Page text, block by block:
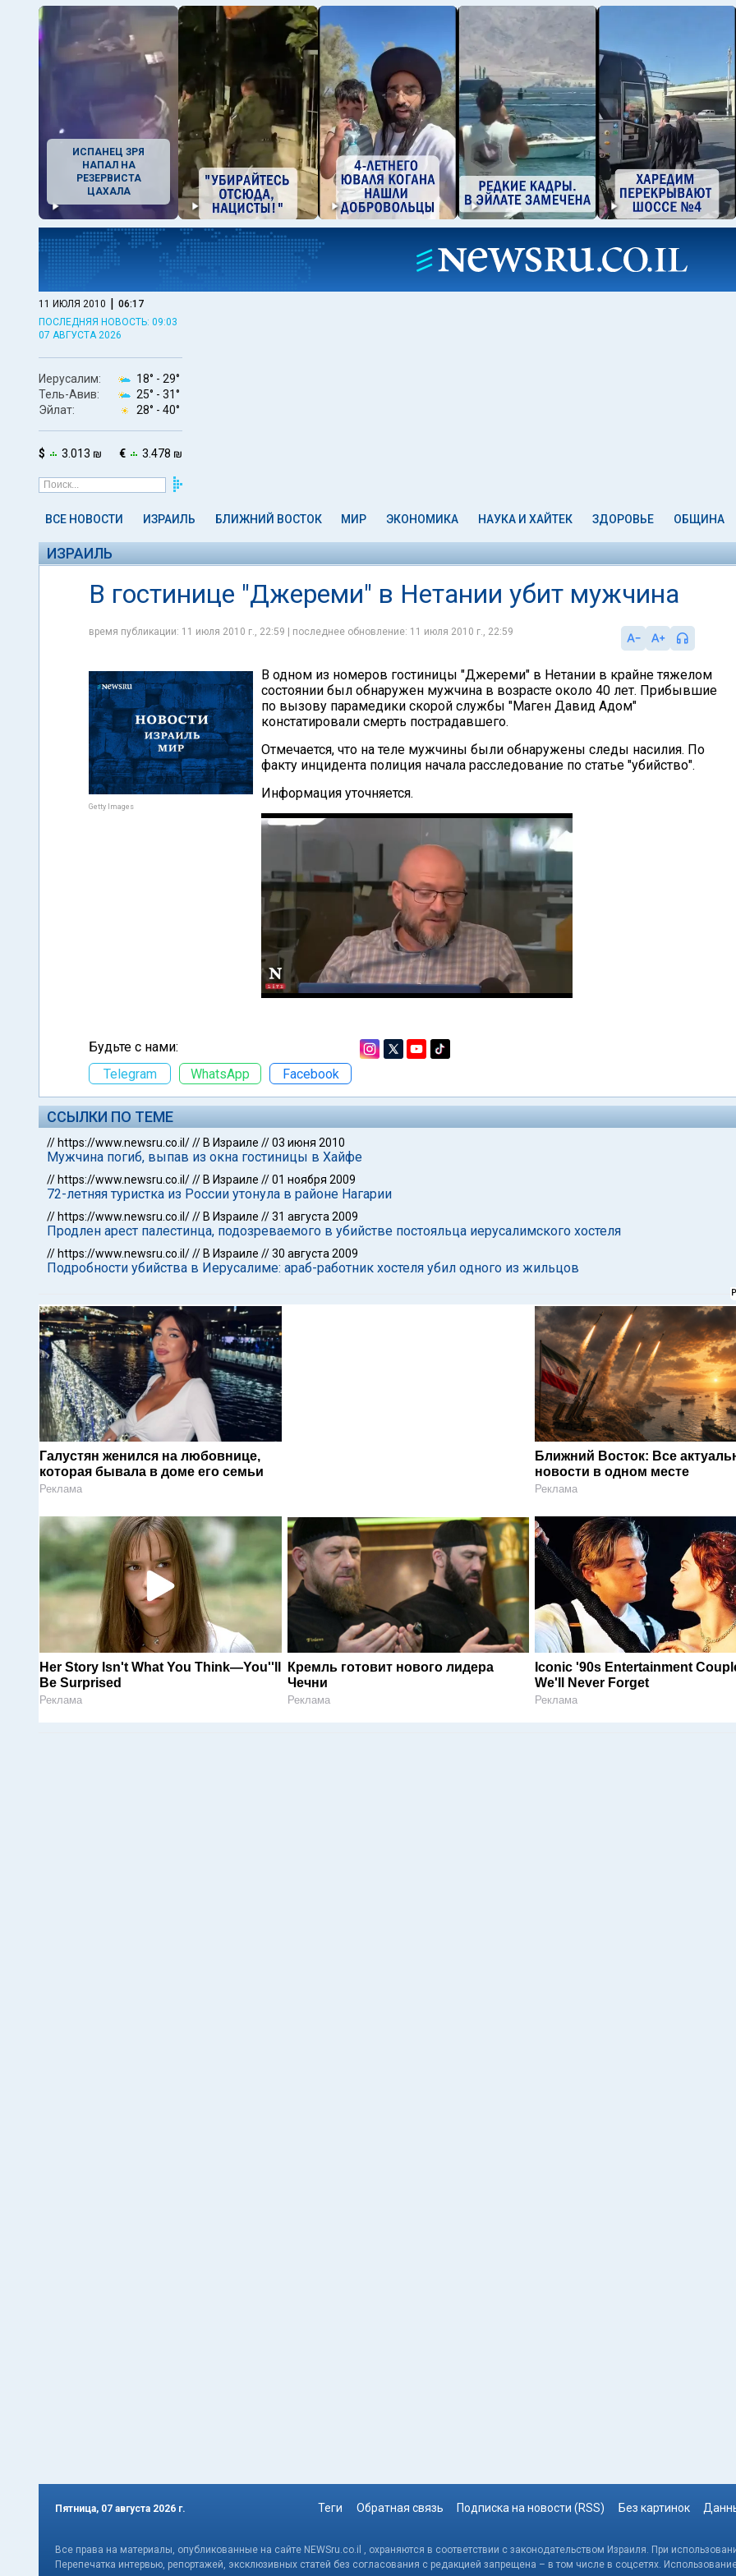
ИСПАНЕЦ ЗРЯ
НАПАЛ НА
РЕЗЕРВИСТА
ЦАХАЛА
11 ИЮЛЯ 2010 | 06:17
ПОСЛЕДНЯЯ НОВОСТЬ: 09:03
07 АВГУСТА 2026
Иерусалим: 18° - 29°
Тель-Авив:
25° - 31°
Эйлат:
28° - 40°
$ 3.013 ₪ € 3.478 ₪
ВСЕ НОВОСТИ ИЗРАИЛЬ БЛИЖНИЙ ВОСТОК МИР ЭКОНОМИКА НАУКА И ХАЙТЕК ЗДОРОВЬЕ ОБЩИНА
ИЗРАИЛЬ
В гостинице "Джереми" в Нетании убит мужчина
время публикации: 11 июля 2010 г., 22:59 | последнее обновление: 11 июля 2010 г., 22:59
Getty Images
В одном из номеров гостиницы "Джереми" в Нетании в крайне тяжелом
состоянии был обнаружен мужчина в возрасте около 40 лет. Прибывшие
по вызову парамедики скорой службы "Маген Давид Адом"
констатировали смерть пострадавшего.
Отмечается, что на теле мужчины были обнаружены следы насилия. По
факту инцидента полиция начала расследование по статье "убийство".
Информация уточняется.
Будьте с нами:
Telegram
WhatsApp Facebook
ССЫЛКИ ПО ТЕМЕ
// https://www.newsru.co.il/// В Израиле //03 июня 2010
Мужчина погиб, выпав из окна гостиницы в Хайфе
// https://www.newsru.co.il/// В Израиле //01 ноября 2009
72-летняя туристка из России утонула в районе Нагарии
// https://www.newsru.co.il/// В Израиле //31 августа 2009
Продлен арест палестинца, подозреваемого в убийстве постояльца иерусалимского хостеля
// https://www.newsru.co.il/// В Израиле //30 августа 2009
Подробности убийства в Иерусалиме: араб-работник хостеля убил одного из жильцов
Галустян женился на любовнице,
которая бывала в доме его семьи
Реклама
Ближний Восток: Все
новости в одном месте
Реклама
Her Story Isn't What You Think—You''ll
Be Surprised
Реклама
Кремль готовит нового лидера
Чечни
Реклама
Iconic '90s Entertainment
We'll Never Forget
Реклама
Пятница, 07 августа 2026 г. Теги Обратная связь Подписка на новости (RSS) Без картинок
Все права на материалы, опубликованные на сайте NEWSru.co.il , охраняются в соответствии с законодательством Израиля. При
Перепечатка интервью, репортажей, эксклюзивных статей без согласования с редакцией запрещена – в том числе в соцсетях.